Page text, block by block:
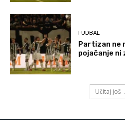
FUDBAL
Partizan ne
pojačanje ni
Učitaj još